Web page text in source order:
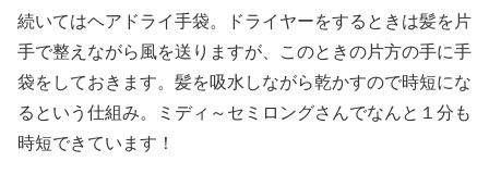
続いてはヘアドライ手袋。ドライヤーをするときは髪を片
手で整えながら風を送りますが、このときの片方の手に手
袋をしておきます。髪を吸水しながら乾かすので時短にな
るという仕組み。ミディ～セミロングさんでなんと１分も
時短できています！